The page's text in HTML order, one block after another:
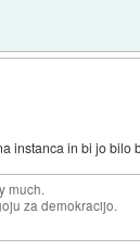
instanca in bi jo bilo
much.
za demokracijo.